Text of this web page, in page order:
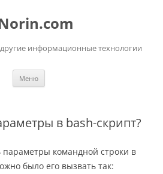
информационные технологии
Меню
в bash-скрипт?
параметры командной строки в
было его вызвать так: